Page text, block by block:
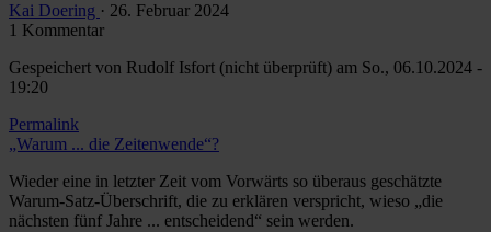
Kai Doering · 26. Februar 2024
1 Kommentar
Gespeichert von Rudolf Isfort (nicht überprüft) am So., 06.10.2024 -
19:20
Permalink
„Warum ... die Zeitenwende“?
Wieder eine in letzter Zeit vom Vorwärts so überaus geschätzte
Warum-Satz-Überschrift, die zu erklären verspricht, wieso „die
nächsten fünf Jahre ... entscheidend“ sein werden.